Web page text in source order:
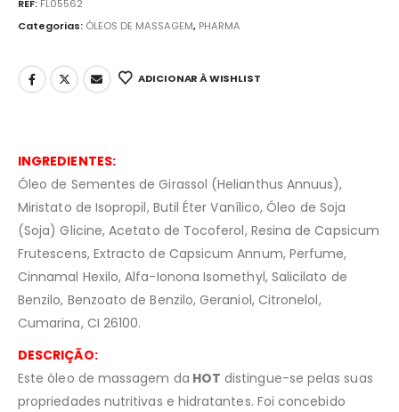
REF: FL05562
Categorias: ÓLEOS DE MASSAGEM, PHARMA
ADICIONAR À WISHLIST
INGREDIENTES:
Óleo de Sementes de Girassol (Helianthus Annuus),
Miristato de Isopropil, Butil Éter Vanílico, Óleo de Soja
(Soja) Glicine, Acetato de Tocoferol, Resina de Capsicum
Frutescens, Extracto de Capsicum Annum, Perfume,
Cinnamal Hexilo, Alfa-Ionona Isomethyl, Salicilato de
Benzilo, Benzoato de Benzilo, Geraniol, Citronelol,
Cumarina, CI 26100.
DESCRIÇÃO:
Este óleo de massagem da HOT distingue-se pelas suas
propriedades nutritivas e hidratantes. Foi concebido